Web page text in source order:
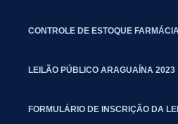
CONTROLE DE ESTOQUE
LEILÃO PÚBLICO ARAGUAÍNA 2023
FORMULÁRIO DE INSCRIÇÃO DA